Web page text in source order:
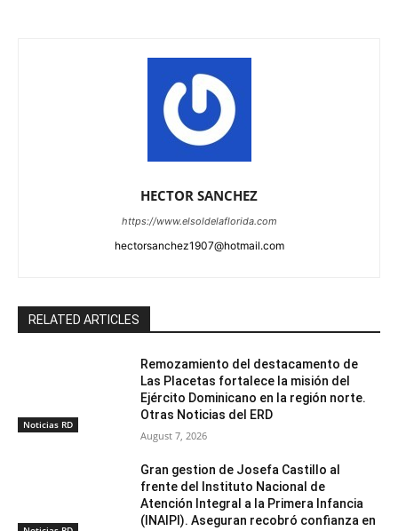
HECTOR SANCHEZ
https://www.elsoldelaflorida.com
hectorsanchez1907@hotmail.com
RELATED ARTICLES
Noticias RD
Remozamiento del destacamento de
Las Placetas fortalece la misión del
Ejército Dominicano en la región norte.
Otras Noticias del ERD
August 7, 2026
Gran gestion de Josefa Castillo al
frente del Instituto Nacional de
Atención Integral a la Primera Infancia
(INAIPI). Aseguran recobró confianza en